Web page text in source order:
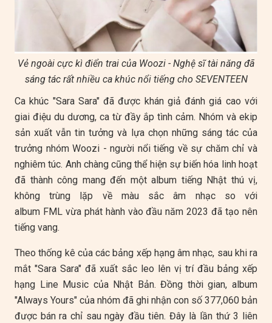
Vẻ ngoài cực kì điển trai của Woozi - Nghệ sĩ tài năng đã
sáng tác rất nhiều ca khúc nổi tiếng cho SEVENTEEN
Ca khúc "Sara Sara" đã được khán giả đánh giá cao với
giai điệu du dương, ca từ đầy ắp tình cảm. Nhóm và ekip
sản xuất vẫn tin tưởng và lựa chọn những sáng tác của
trưởng nhóm Woozi - người nổi tiếng về sự chăm chỉ và
nghiêm túc. Anh chàng cũng thể hiện sự biến hóa linh hoạt
đã thành công mang đến một album tiếng Nhật thú vị,
không trùng lặp về màu sắc âm nhạc so với
album FML vừa phát hành vào đầu năm 2023 đã tạo nên
tiếng vang.
Theo thống kê của các bảng xếp hạng âm nhạc, sau khi ra
mắt "Sara Sara" đã xuất sắc leo lên vị trí đầu bảng xếp
hạng Line Music của Nhật Bản. Đồng thời gian, album
"Always Yours" của nhóm đã ghi nhận con số 377,060 bản
được bán ra chỉ sau ngày đầu tiên. Đây là lần thứ 3 liên